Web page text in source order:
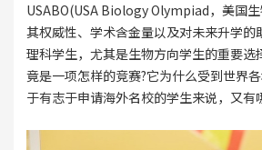
USABO(USA Biology Olympiad，美国
其权威性、学术含金量以及对未来升学的
理科学生，尤其是生物方向学生的重要选
竟是一项怎样的竞赛?它为什么受到世界
于有志于申请海外名校的学生来说，又有